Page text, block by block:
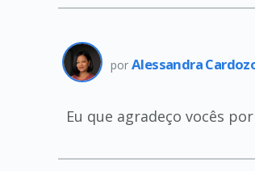
por Alessandra
Eu que agradeço vocês